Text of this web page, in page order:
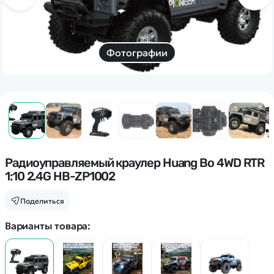
Фотографии
Радиоуправляемый краулер Huang Bo 4WD RTR
1:10 2.4G HB-ZP1002
Поделиться
Варианты товара:
Дополнительный способ связи
WhatsApp/Мобильный
Есть вопрос? Можем связаться с вами
Наши соцсети:
Каталог
Квадрокоптеры
Машинки
Танки
Информация
Оптовые продажи